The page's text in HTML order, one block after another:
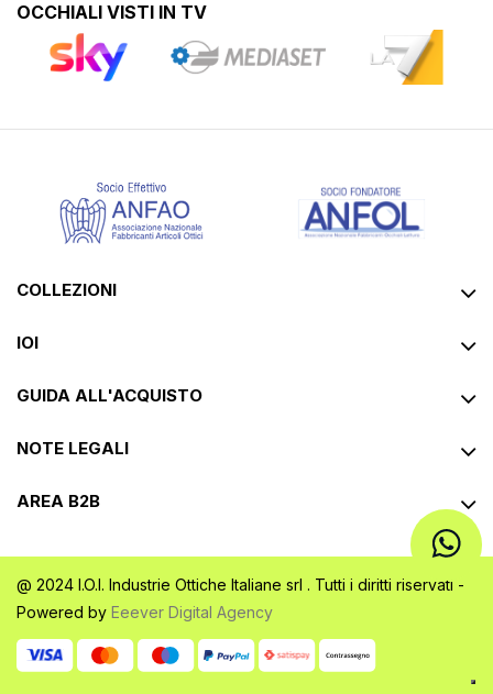
OCCHIALI VISTI IN TV
COLLEZIONI
IOI
GUIDA ALL'ACQUISTO
NOTE LEGALI
AREA B2B
@ 2024 I.O.I. Industrie Ottiche Italiane srl . Tutti i diritti riservati -
Powered by Eeever Digital Agency